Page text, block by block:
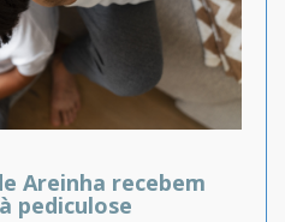
Areinha recebem
pediculose